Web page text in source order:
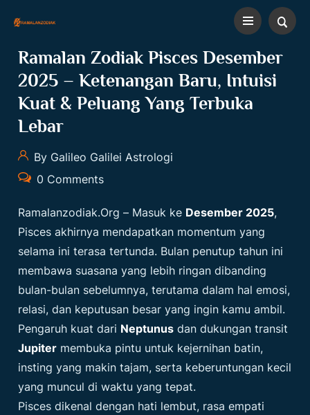
Ramalan Zodiak Pisces Desember
2025 – Ketenangan Baru, Intuisi
Kuat & Peluang Yang Terbuka
Lebar
By Galileo Galilei Astrologi
0 Comments
Ramalanzodiak.org – Masuk ke Desember 2025,
Pisces akhirnya mendapatkan momentum yang
selama ini terasa tertunda. Bulan penutup tahun ini
membawa suasana yang lebih ringan dibanding
bulan-bulan sebelumnya, terutama dalam hal emosi,
relasi, dan keputusan besar yang ingin kamu ambil.
Pengaruh kuat dari Neptunus dan dukungan transit
Jupiter membuka pintu untuk kejernihan batin,
insting yang makin tajam, serta keberuntungan kecil
yang muncul di waktu yang tepat.
Pisces dikenal dengan hati lembut, rasa empati